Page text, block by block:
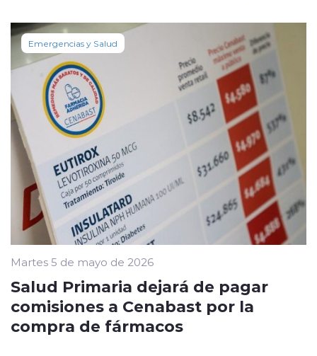
Emergencias y Salud
Martes 5 de mayo de 2026
Salud Primaria dejará de pagar
comisiones a Cenabast por la
compra de fármacos